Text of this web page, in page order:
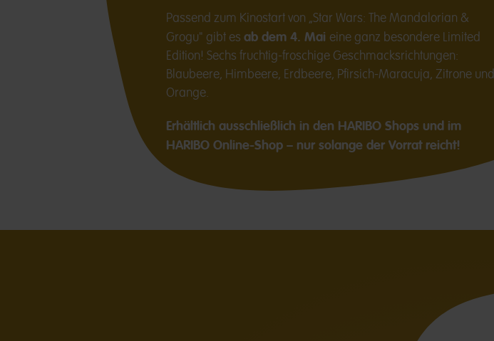
Passend zum Kinostart von „Star Wars: The Mandalorian &
Grogu" gibt es ab dem 4. Mai eine ganz besondere Limited
Edition! Sechs fruchtig-froschige Geschmacksrichtungen:
Blaubeere, Himbeere, Erdbeere, Pfirsich-Maracuja, Zitrone und
Orange.
Erhältlich ausschließlich in den HARIBO Shops und im
HARIBO Online-Shop – nur solange der Vorrat reicht!